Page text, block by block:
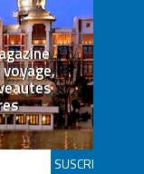
SUSCRIBETE